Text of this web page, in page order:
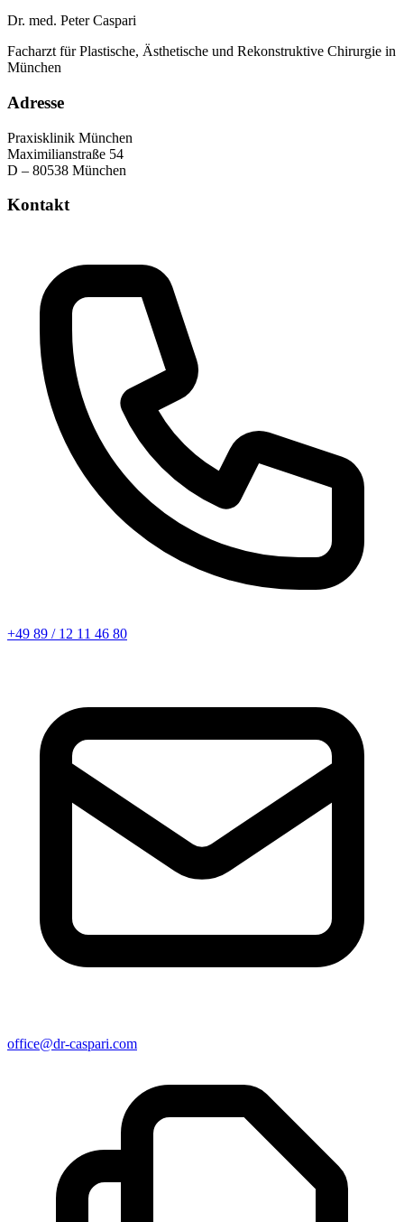
Dr. med. Peter Caspari
Facharzt für Plastische, Ästhetische und Rekonstruktive Chirurgie in
München
Adresse
Praxisklinik München
Maximilianstraße 54
D – 80538 München
Kontakt
+49 89 / 12 11 46 80
office@dr-caspari.com